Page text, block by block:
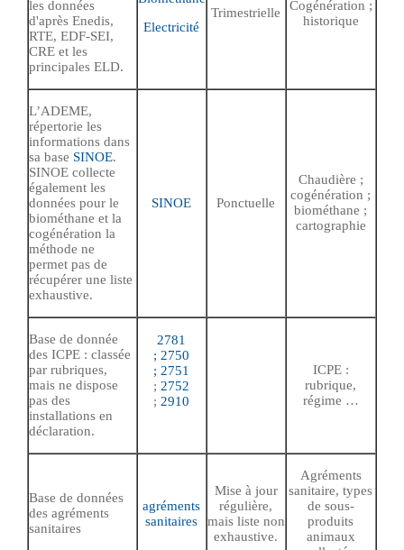
les données
d'après Enedis,
RTE, EDF-SEI,
CRE et les
principales ELD.
Electricité
Trimestrielle
Cogénération ;
historique
L’ADEME,
répertorie les
informations dans
sa base SINOE.
SINOE collecte
également les
données pour le
biométhane et la
cogénération la
méthode ne
permet pas de
récupérer une liste
exhaustive.
SINOE Ponctuelle
Chaudière ;
cogénération ;
biométhane ;
cartographie
Base de donnée
des ICPE : classée
par rubriques,
mais ne dispose
pas des
installations en
déclaration.
2781
; 2750
; 2751
; 2752
; 2910
ICPE :
rubrique,
régime …
Base de données
des agréments
sanitaires
agréments
sanitaires
Mise à jour
régulière,
mais liste non
exhaustive.
Agréments
sanitaire, types
de sous-
produits
animaux